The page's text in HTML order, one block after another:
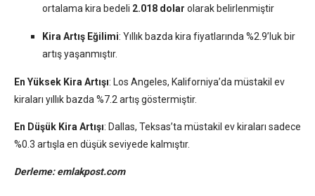
ortalama kira bedeli 2.018 dolar olarak belirlenmiştir
Kira Artış Eğilimi: Yıllık bazda kira fiyatlarında %2.9’luk bir
artış yaşanmıştır.
En Yüksek Kira Artışı: Los Angeles, Kaliforniya’da müstakil ev
kiraları yıllık bazda %7.2 artış göstermiştir.
En Düşük Kira Artışı: Dallas, Teksas’ta müstakil ev kiraları sadece
%0.3 artışla en düşük seviyede kalmıştır.
Derleme: emlakpost.com